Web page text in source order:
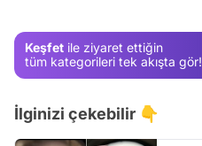
Keşfet ile ziyaret ettiğin
tüm kategorileri tek akışta gör!
İlginizi çekebilir 👇